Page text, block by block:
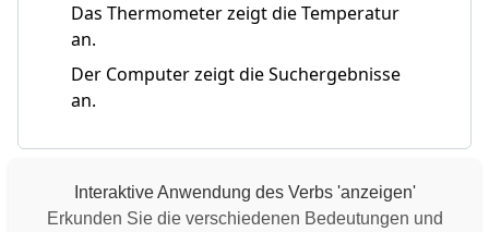
Das Thermometer zeigt die Temperatur
an.
Der Computer zeigt die Suchergebnisse
an.
Interaktive Anwendung des Verbs 'anzeigen'
Erkunden Sie die verschiedenen Bedeutungen und